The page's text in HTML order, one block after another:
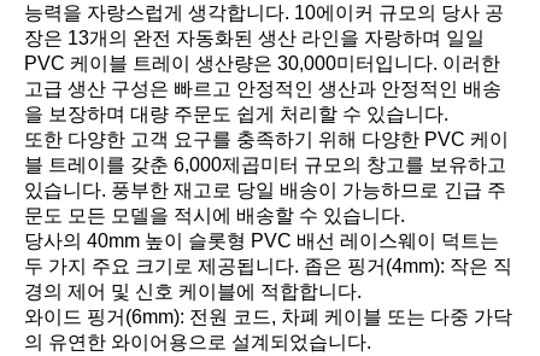
능력을 자랑스럽게 생각합니다. 10에이커 규모의 당사 공
장은 13개의 완전 자동화된 생산 라인을 자랑하며 일일
PVC 케이블 트레이 생산량은 30,000미터입니다. 이러한
고급 생산 구성은 빠르고 안정적인 생산과 안정적인 배송
을 보장하며 대량 주문도 쉽게 처리할 수 있습니다.
또한 다양한 고객 요구를 충족하기 위해 다양한 PVC 케이
블 트레이를 갖춘 6,000제곱미터 규모의 창고를 보유하고
있습니다. 풍부한 재고로 당일 배송이 가능하므로 긴급 주
문도 모든 모델을 적시에 배송할 수 있습니다.
당사의 40mm 높이 슬롯형 PVC 배선 레이스웨이 덕트는
두 가지 주요 크기로 제공됩니다. 좁은 핑거(4mm): 작은 직
경의 제어 및 신호 케이블에 적합합니다.
와이드 핑거(6mm): 전원 코드, 차폐 케이블 또는 다중 가닥
의 유연한 와이어용으로 설계되었습니다.